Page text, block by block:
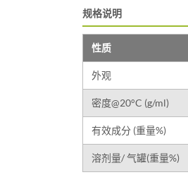
规格说明
性质
外观
密度@20°C (g/ml)
有效成分 (重量%)
溶剂量/ 气罐(重量%)